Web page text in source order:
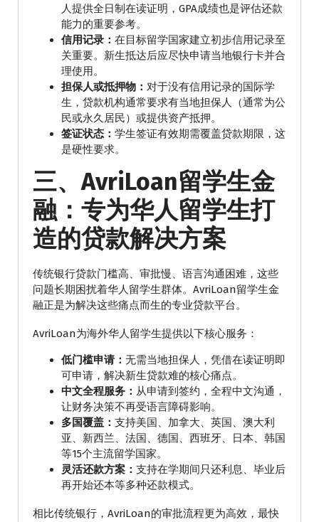
人提供全日制在读证明，GPA成绩也是评估还款
能力的重要参考。
信用记录： 在目标留学国家建立初步信用记录至
关重要。新生抵达后应尽快申请当地银行卡并合
理使用。
担保人或抵押物： 对于没有信用记录的国际学
生，贷款机构通常要求有当地担保人（通常为公
民或永久居民）或提供资产抵押。
签证状态： 学生签证有效期需覆盖贷款期限，这
是硬性要求。
三、AvriLoan留学生金
融：专为华人留学生打
造的贷款解决方案
传统银行贷款门槛高、审批慢、语言沟通困难，这些
问题长期困扰着华人留学生群体。AvriLoan留学生金
融正是为解决这些痛点而生的专业贷款平台。
AvriLoan为海外华人留学生提供以下核心服务：
低门槛申请： 无需当地担保人，凭借在读证明即
可申请，解决新生贷款难的核心痛点。
中文全程服务： 从申请到签约，全程中文沟通，
让财务决策不再受语言障碍影响。
多国覆盖： 支持美国、加拿大、英国、澳大利
亚、新西兰、法国、德国、西班牙、日本、韩国
等15个主流留学国家。
灵活还款方案： 支持在学期间只还利息、毕业后
再开始还本等多种还款模式。
相比传统银行，AvriLoan的审批流程更为高效，最快